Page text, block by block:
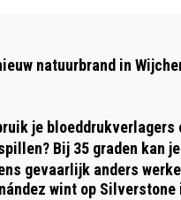
natuurbrand in
je bloeddrukverlagers
Bij 35 graden kan
gevaarlijk anders
wint op Silverstone